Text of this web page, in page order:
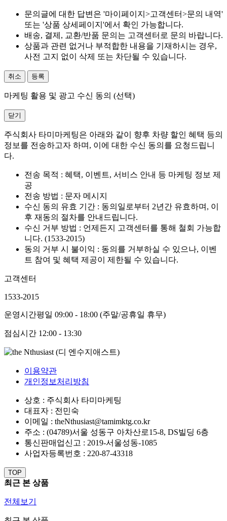
문의글에 대한 답변은 '마이페이지>고객센터>문의 내역'
또는 '상품 상세페이지'에서 확인 가능합니다.
배송, 결제, 교환/반품 문의는 고객센터로 문의 바랍니다.
상품과 관련 없거나 부적합한 내용을 기재하시는 경우,
사전 고지 없이 삭제 또는 차단될 수 있습니다.
취소 등록
마케팅 활용 및 광고 수신 동의 (선택)
닫기
주식회사 타미마케팅은 아래와 같이 향후 차량 할인 혜택 등의
정보를 전송하고자 하며, 이에 대한 수신 동의를 요청드립니
다.
전송 목적 : 혜택, 이벤트, 서비스 안내 등 마케팅 정보 제
공
전송 방법 : 문자 메시지
수신 동의 유효 기간 : 동의일로부터 2년간 유효하며, 이
후 재동의 절차를 안내드립니다.
수신 거부 방법 : 언제든지 고객센터를 통해 철회 가능합
니다. (1533-2015)
동의 거부 시 불이익 : 동의를 거부하실 수 있으나, 이벤
트 참여 및 혜택 제공이 제한될 수 있습니다.
고객센터
1533-2015
운영시간평일 09:00 - 18:00 (주말/공휴일 휴무)
점심시간 12:00 - 13:30
이용약관
개인정보처리방침
상호 : 주식회사 타미마케팅
대표자 : 전민숙
이메일 : theNthusiast@tamimktg.co.kr
주소 : (04789)서울 성동구 아차산로15-8, DS빌딩 6층
통신판매업신고 : 2019-서울성동-1085
사업자등록번호 : 220-87-43318
TOP
최근 본 상품
전체보기